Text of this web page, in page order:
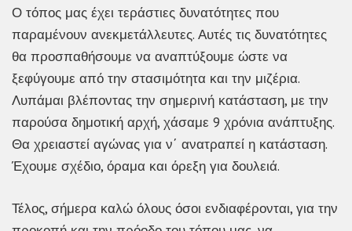
Ο τόπος μας έχει τεράστιες δυνατότητες που
παραμένουν ανεκμετάλλευτες. Αυτές τις δυνατότητες
θα προσπαθήσουμε να αναπτύξουμε ώστε να
ξεφύγουμε από την στασιμότητα και την μιζέρια.
Λυπάμαι βλέποντας την σημερινή κατάσταση, με την
παρούσα δημοτική αρχή, χάσαμε 9 χρόνια ανάπτυξης.
Θα χρειαστεί αγώνας για ν΄ ανατραπεί η κατάσταση.
Έχουμε σχέδιο, όραμα και όρεξη για δουλειά.
Τέλος, σήμερα καλώ όλους όσοι ενδιαφέρονται, για την